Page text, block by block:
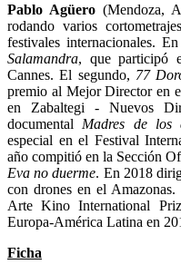
Pablo Agüero (Mendoza,
rodando varios
festivales internacionales.
Salamandra, que participó
Cannes. El segundo, 77
premio al Mejor Director en
en Zabaltegi - Nuevos
documental Madres de los
especial en el Festival
año compitió en la Sección
Eva no duerme. En 2018
con drones en el Amazonas.
Arte Kino International
Europa-América Latina en
Ficha